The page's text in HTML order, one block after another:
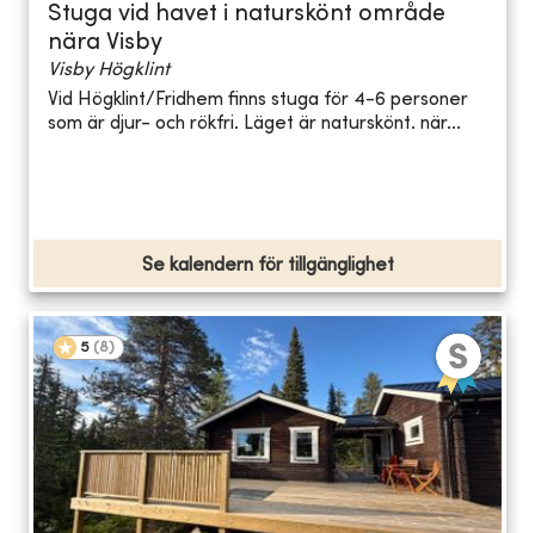
Stuga vid havet i naturskönt område
nära Visby
Visby Högklint
Vid Högklint/Fridhem finns stuga för 4-6 personer
som är djur- och rökfri. Läget är naturskönt. när...
Se kalendern för tillgänglighet
5 (8)